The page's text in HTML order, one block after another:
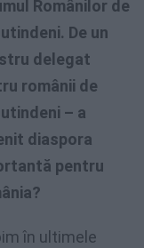
Românilor de
De un
delegat
românii de
– a
diaspora
pentru
în ultimele